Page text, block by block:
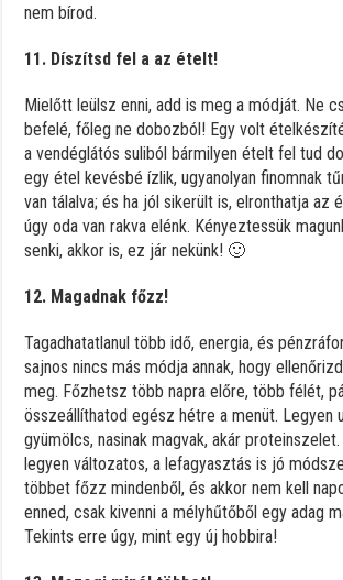
nem bírod.
11. Díszítsd fel a az ételt!
Mielőtt leülsz enni, add is meg a módját. Ne
befelé, főleg ne dobozból! Egy volt
a vendéglátós suliból bármilyen ételt fel tud
egy étel kevésbé ízlik, ugyanolyan finomnak
van tálalva; és ha jól sikerült is, elronthatja az
úgy oda van rakva elénk. Kényeztessük
senki, akkor is, ez jár nekünk! 🙂
12. Magadnak főzz!
Tagadhatatlanul több idő, energia, és
sajnos nincs más módja annak, hogy
meg. Főzhetsz több napra előre, több félét,
összeállíthatod egész hétre a menüt. Legyen
gyümölcs, nasinak magvak, akár
legyen változatos, a lefagyasztás is jó
többet főzz mindenből, és akkor nem kell
enned, csak kivenni a mélyhűtőből egy adag
Tekints erre úgy, mint egy új hobbira!